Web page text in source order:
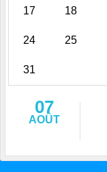
17 18
24 25
31
07
AOÛT